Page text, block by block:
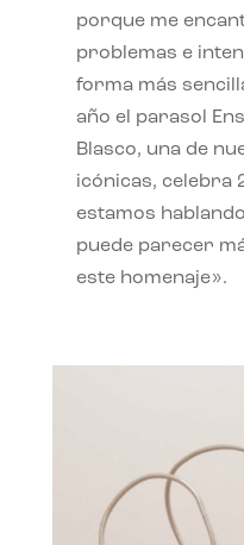
porque me
problemas e
forma más
año el parasol
Blasco, una de
icónicas, celebra
estamos
puede parecer
este homenaje».